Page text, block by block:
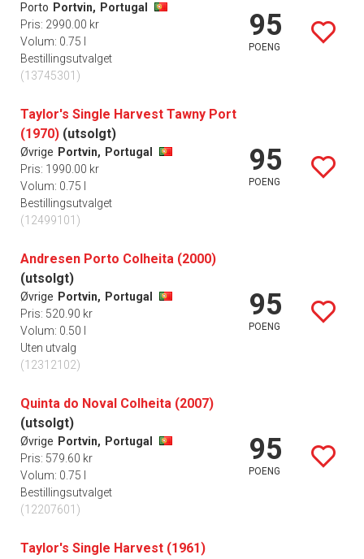
Porto Portvin, Portugal
Pris: 2990.00 kr
Volum: 0.75 l
Bestillingsutvalget
(13745301)
95
POENG
Taylor's Single Harvest Tawny Port
(1970) (utsolgt)
Øvrige Portvin, Portugal
Pris: 1990.00 kr
Volum: 0.75 l
Bestillingsutvalget
(12499101)
95
POENG
Andresen Porto Colheita (2000)
(utsolgt)
Øvrige Portvin, Portugal
Pris: 520.90 kr
Volum: 0.50 l
Uten utvalg
(12312102)
95
POENG
Quinta do Noval Colheita (2007)
(utsolgt)
Øvrige Portvin, Portugal
Pris: 579.60 kr
Volum: 0.75 l
Bestillingsutvalget
(12207601)
95
POENG
Taylor's Single Harvest (1961)